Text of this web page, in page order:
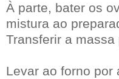
À parte, bater os
mistura ao
Transferir a massa
Levar ao forno por